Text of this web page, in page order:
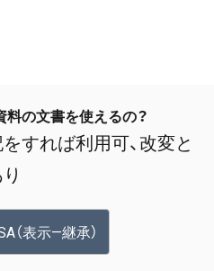
料の文書を使えるの？
すれば利用可、改変と
（表示—継承）